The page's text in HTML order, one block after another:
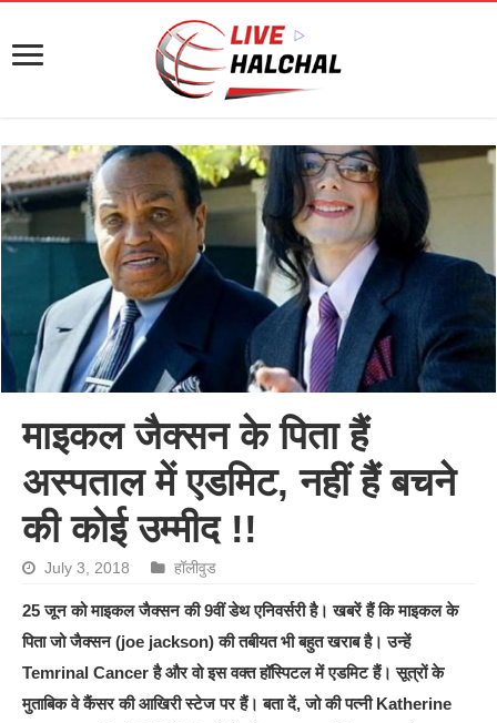
माइकल जैक्सन के पिता हैं
अस्पताल में एडमिट, नहीं हैं बचने
की कोई उम्मीद !!
July 3, 2018 हॉलीवुड
25 जून को माइकल जैक्सन की 9वीं डेथ एनिवर्सरी है। खबरें हैं कि माइकल के
पिता जो जैक्सन (joe jackson) की तबीयत भी बहुत खराब है। उन्हें
Temrinal Cancer है और वो इस वक्त हॉस्पिटल में एडमिट हैं। सूत्रों के
मुताबिक वे कैंसर की आखिरी स्टेज पर हैं। बता दें, जो की पत्नी Katherine